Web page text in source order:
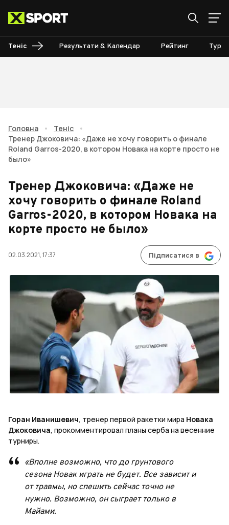
Теніс Результати & Календар Рейтинг
Головна • Теніс
•
Тренер Джоковича: «Даже не хочу говорить о финале
Roland Garros-2020, в котором Новака на корте просто не
было»
Тренер Джоковича: «Даже не
хочу говорить о финале Roland
Garros-2020, в котором Новака на
корте просто не было»
02.03.2021, 17:37 Підписатися в
Горан Иванишевич, тренер первой ракетки мира Новака
Джоковича, прокомментировал планы серба на весенние
турниры.
«Вполне возможно, что до грунтового
сезона Новак играть не будет. Все зависит и
от травмы, но спешить сейчас точно не
нужно. Возможно, он сыграет только в
Майами.